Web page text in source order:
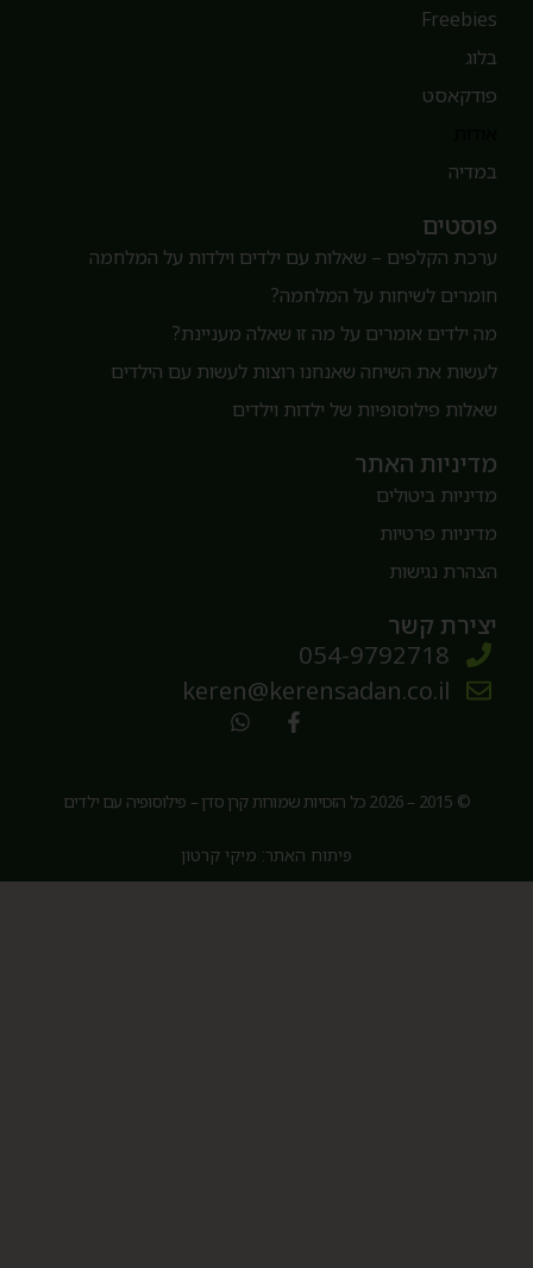
Freebies
פודקאסט
במדיה
פוסטים
ערכת הקלפים – שאלות עם ילדים וילדות על המלחמה
חומרים לשיחות על המלחמה?
מה ילדים אומרים על מה זו שאלה מעניינת?
לעשות את השיחה שאנחנו רוצות לעשות עם הילדים
שאלות פילוסופיות של ילדות וילדים
מדיניות האתר
מדיניות ביטולים
מדיניות פרטיות
הצהרת נגישות
יצירת קשר
054-9792718
keren@kerensadan.co.il
פיתוח האתר: מיקי קרטון